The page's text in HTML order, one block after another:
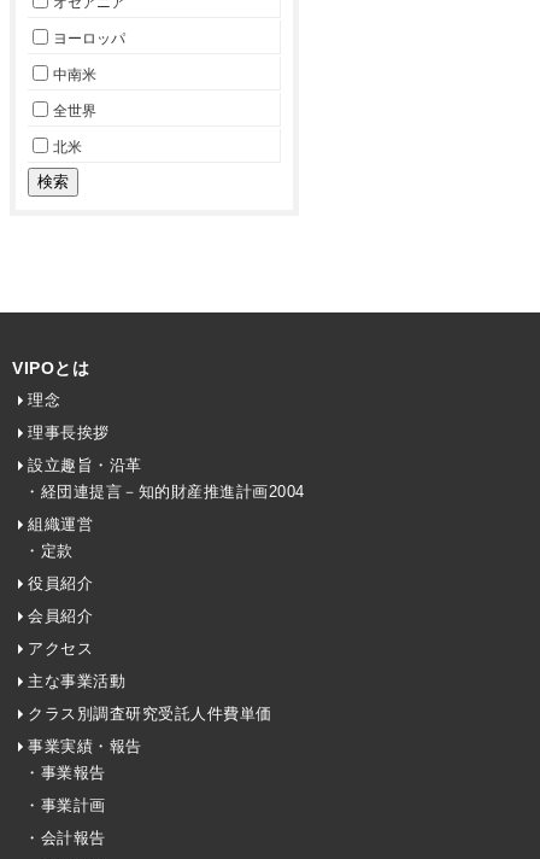
ヨーロッパ
中南米
全世界
北米
VIPOとは
理念
理事長挨拶
設立趣旨・沿革
・経団連提言－知的財産推進計画2004
組織運営
・定款
役員紹介
会員紹介
アクセス
主な事業活動
クラス別調査研究受託人件費単価
事業実績・報告
・事業報告
・事業計画
・会計報告